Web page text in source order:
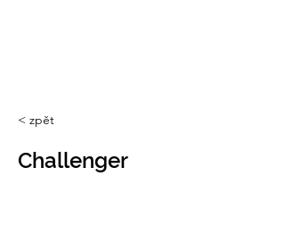
< zpět
Challenger